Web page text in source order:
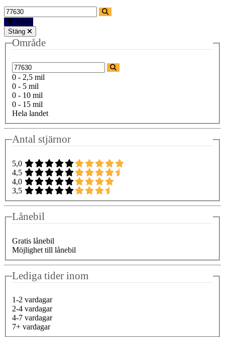
Filter
Stäng
Område
0 - 2,5 mil
0 - 5 mil
0 - 10 mil
0 - 15 mil
Hela landet
Antal stjärnor
5,0
4,5
4,0
3,5
Lånebil
Gratis lånebil
Möjlighet till lånebil
Lediga tider inom
1-2 vardagar
2-4 vardagar
4-7 vardagar
7+ vardagar